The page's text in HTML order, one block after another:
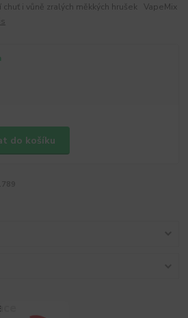
i vůně zralých měkkých hrušek VapeMix
do košíku